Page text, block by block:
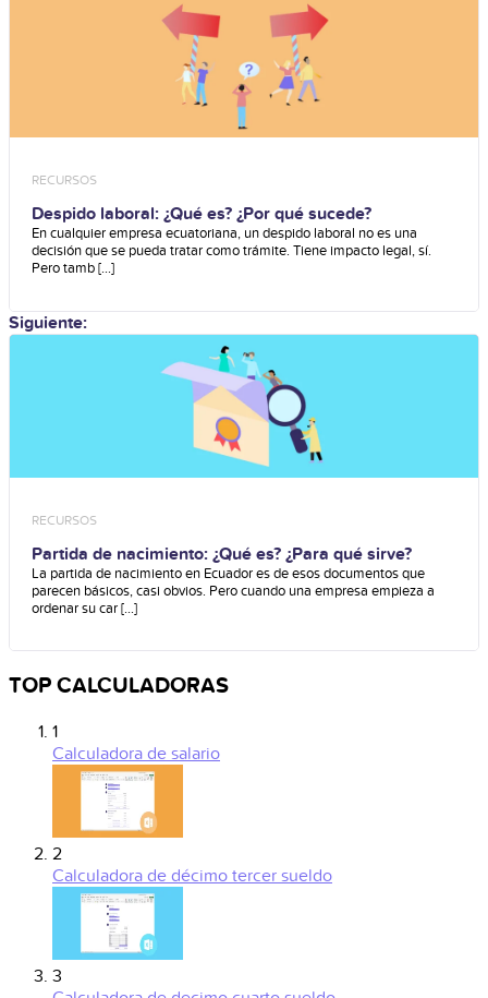
RECURSOS
Despido laboral: ¿Qué es? ¿Por qué sucede?
En cualquier empresa ecuatoriana, un despido laboral no es una
decisión que se pueda tratar como trámite. Tiene impacto legal, sí.
Pero tamb [...]
Siguiente:
RECURSOS
Partida de nacimiento: ¿Qué es? ¿Para qué sirve?
La partida de nacimiento en Ecuador es de esos documentos que
parecen básicos, casi obvios. Pero cuando una empresa empieza a
ordenar su car [...]
TOP CALCULADORAS
1
Calculadora de salario
2
Calculadora de décimo tercer sueldo
3